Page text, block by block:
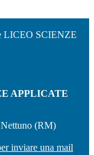
LICEO SCIENZE
APPLICATE
(RM)
inviare una mail